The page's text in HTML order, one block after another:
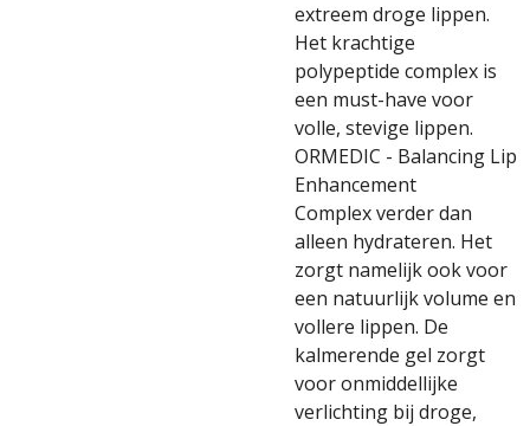
extreem droge lippen.
Het krachtige
polypeptide complex is
een must-have voor
volle, stevige lippen.
ORMEDIC - Balancing Lip
Enhancement
Complex verder dan
alleen hydrateren. Het
zorgt namelijk ook voor
een natuurlijk volume en
vollere lippen. De
kalmerende gel zorgt
voor onmiddellijke
verlichting bij droge,